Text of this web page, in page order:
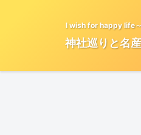
I wish for happy life
神社巡りと名